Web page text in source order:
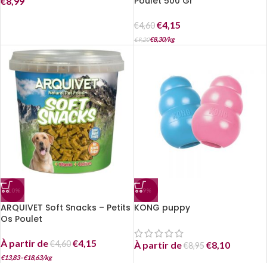
€4,60 €4,15
€9,20€8,30/kg
-10%
ARQUIVET Soft Snacks – Petits
Os Poulet
À partir de€4,60€4,15
€13,83–€18,63/kg
-9%
KONG puppy
À partir de€8,95 €8,10